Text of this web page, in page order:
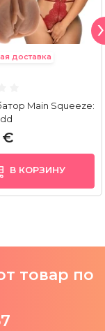
доставка
Main Squeeze:
€
В КОРЗИНУ
товар по